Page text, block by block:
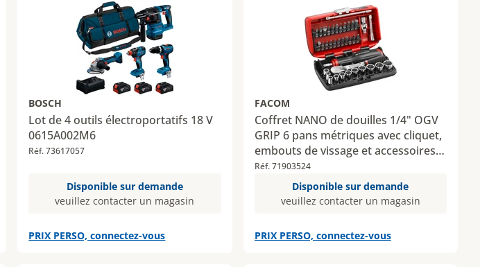
BOSCH
Lot de 4 outils électroportatifs 18 V
0615A002M6
Réf. 73617057
Disponible sur demande
veuillez contacter un magasin
PRIX PERSO, connectez-vous
FACOM
Coffret NANO de douilles 1/4" OGV
GRIP 6 pans métriques avec cliquet,
embouts de vissage et accessoires -
45 pièces
Réf. 71903524
Disponible sur demande
veuillez contacter un magasin
PRIX PERSO, connectez-vous